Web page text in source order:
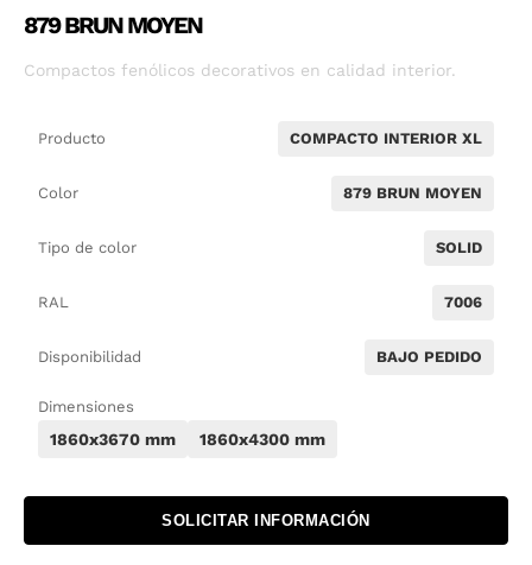
879 BRUN MOYEN
Compactos fenólicos decorativos en calidad interior.
Producto COMPACTO INTERIOR XL
Color 879 BRUN MOYEN
Tipo de color SOLID
RAL 7006
Disponibilidad BAJO PEDIDO
Dimensiones
1860x3670 mm 1860x4300 mm
SOLICITAR INFORMACIÓN